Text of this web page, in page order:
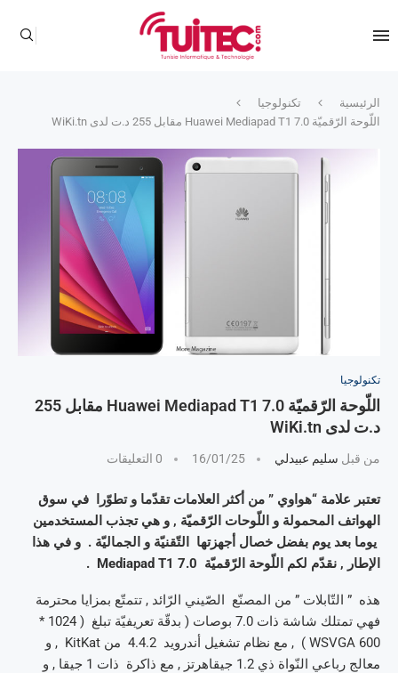
الرئيسية
تكنولوجيا
اللّوحة الرّقميّة Huawei Mediapad T1 7.0 مقابل 255 د.ت لدى WiKi.tn
تكنولوجيا
اللّوحة الرّقميّة Huawei Mediapad T1 7.0 مقابل 255
د.ت لدى WiKi.tn
من قبل سليم عبيدلي 16/01/25 0 التعليقات
تعتبر علامة “هواوي ” من أكثر العلامات تقدّما و تطوّرا في سوق
الهواتف المحمولة و اللّوحات الرّقميّة , و هي تجذب المستخدمين
يوما بعد يوم بفضل خصال أجهزتها التّقنيّة و الجماليّة . و في هذا
الإطار , نقدّم لكم اللّوحة الرّقميّة Mediapad T1 7.0 .
هذه ” التّابلات ” من المصنّع الصّيني الرّائد , تتمتّع بمزايا محترمة
فهي تمتلك شاشة ذات 7.0 بوصات ( بدقّة تعريفيّة تبلغ ( 1024 *
600 WSVGA ) , مع نظام تشغيل أندرويد 4.4.2 من KitKat , و
معالج رباعي النّواة ذي 1.2 جيقاهرتز , مع ذاكرة ذات 1 جيقا , و